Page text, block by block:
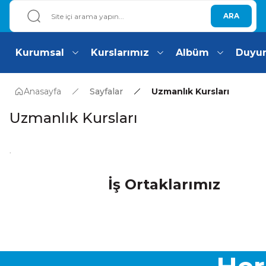
ARA
Kurumsal Kurslarımız Albüm
Anasayfa Sayfalar Uzmanlık Kursları
Uzmanlık Kursları
.
İş Ortaklarımız